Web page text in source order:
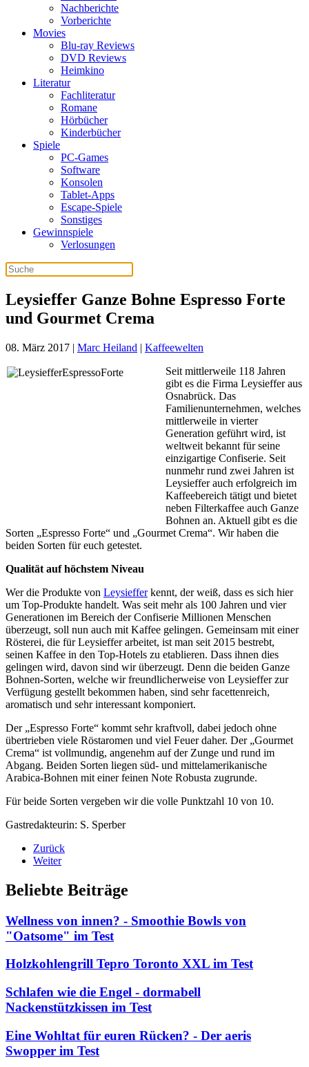
Nachberichte
Vorberichte
Movies
Blu-ray Reviews
DVD Reviews
Heimkino
Literatur
Fachliteratur
Romane
Hörbücher
Kinderbücher
Spiele
PC-Games
Software
Konsolen
Tablet-Apps
Escape-Spiele
Sonstiges
Gewinnspiele
Verlosungen
Leysieffer Ganze Bohne Espresso Forte
und Gourmet Crema
08. März 2017 | Marc Heiland | Kaffeewelten
Seit mittlerweile 118 Jahren
gibt es die Firma Leysieffer aus
Osnabrück. Das
Familienunternehmen, welches
mittlerweile in vierter
Generation geführt wird, ist
weltweit bekannt für seine
einzigartige Confiserie. Seit
nunmehr rund zwei Jahren ist
Leysieffer auch erfolgreich im
Kaffeebereich tätigt und bietet
neben Filterkaffee auch Ganze
Bohnen an. Aktuell gibt es die
Sorten „Espresso Forte“ und „Gourmet Crema“. Wir haben die
beiden Sorten für euch getestet.
Qualität auf höchstem Niveau
Wer die Produkte von Leysiefferkennt, der weiß, dass es sich hier
um Top-Produkte handelt. Was seit mehr als 100 Jahren und vier
Generationen im Bereich der Confiserie Millionen Menschen
überzeugt, soll nun auch mit Kaffee gelingen. Gemeinsam mit einer
Rösterei, die für Leysieffer arbeitet, ist man seit 2015 bestrebt,
seinen Kaffee in den Top-Hotels zu etablieren. Dass ihnen dies
gelingen wird, davon sind wir überzeugt. Denn die beiden Ganze
Bohnen-Sorten, welche wir freundlicherweise von Leysieffer zur
Verfügung gestellt bekommen haben, sind sehr facettenreich,
aromatisch und sehr interessant komponiert.
Der „Espresso Forte“ kommt sehr kraftvoll, dabei jedoch ohne
übertrieben viele Röstaromen und viel Feuer daher. Der „Gourmet
Crema“ ist vollmundig, angenehm auf der Zunge und rund im
Abgang. Beiden Sorten liegen süd- und mittelamerikanische
Arabica-Bohnen mit einer feinen Note Robusta zugrunde.
Für beide Sorten vergeben wir die volle Punktzahl 10 von 10.
Gastredakteurin: S. Sperber
Zurück
Weiter
Beliebte Beiträge
Wellness von innen? - Smoothie Bowls von
"Oatsome" im Test
Holzkohlengrill Tepro Toronto XXL im Test
Schlafen wie die Engel - dormabell
Nackenstützkissen im Test
Eine Wohltat für euren Rücken? - Der aeris
Swopper im Test